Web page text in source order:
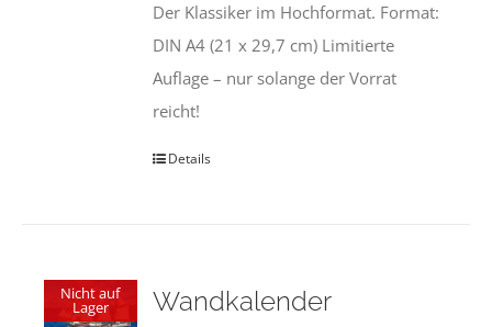
Der Klassiker im Hochformat. Format:
DIN A4 (21 x 29,7 cm) Limitierte
Auflage – nur solange der Vorrat
reicht!
Details
Nicht auf
Lager
Wandkalender